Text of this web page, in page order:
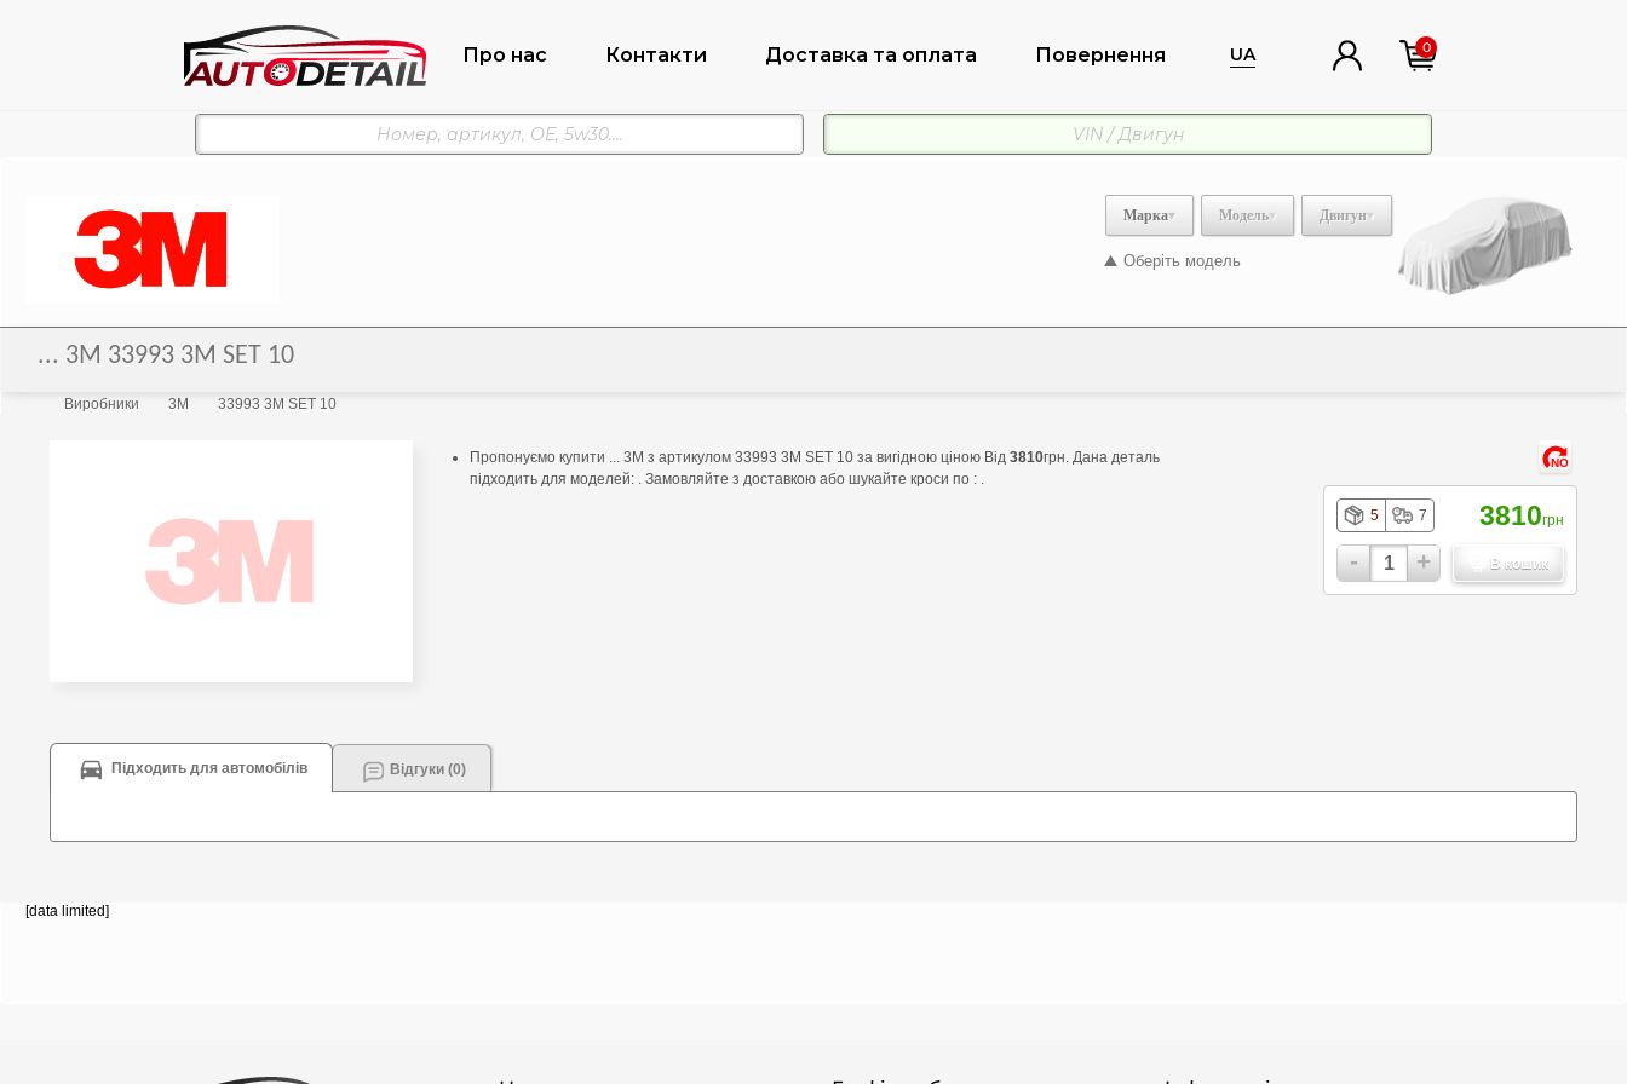
Про нас Контакти Доставка та оплата Повернення UA 0
Марка Модель Двигун
Оберіть модель
... 3M 33993 3M SET 10
Виробники 3M 33993 3M SET 10
Пропонуємо купити ... 3M з артикулом 33993 3M SET 10 за вигідною ціною Від 3810грн. Дана деталь
підходить для моделей: . Замовляйте з доставкою або шукайте кроси по : .
NO
5 7 3810грн
- + В кошик
Підходить для автомобілів Відгуки (0)
[data limited]